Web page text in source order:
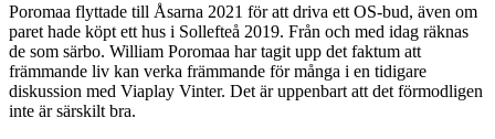
Poromaa flyttade till Åsarna 2021 för att driva ett OS-bud, även om
paret hade köpt ett hus i Sollefteå 2019. Från och med idag räknas
de som särbo. William Poromaa har tagit upp det faktum att
främmande liv kan verka främmande för många i en tidigare
diskussion med Viaplay Vinter. Det är uppenbart att det förmodligen
inte är särskilt bra.